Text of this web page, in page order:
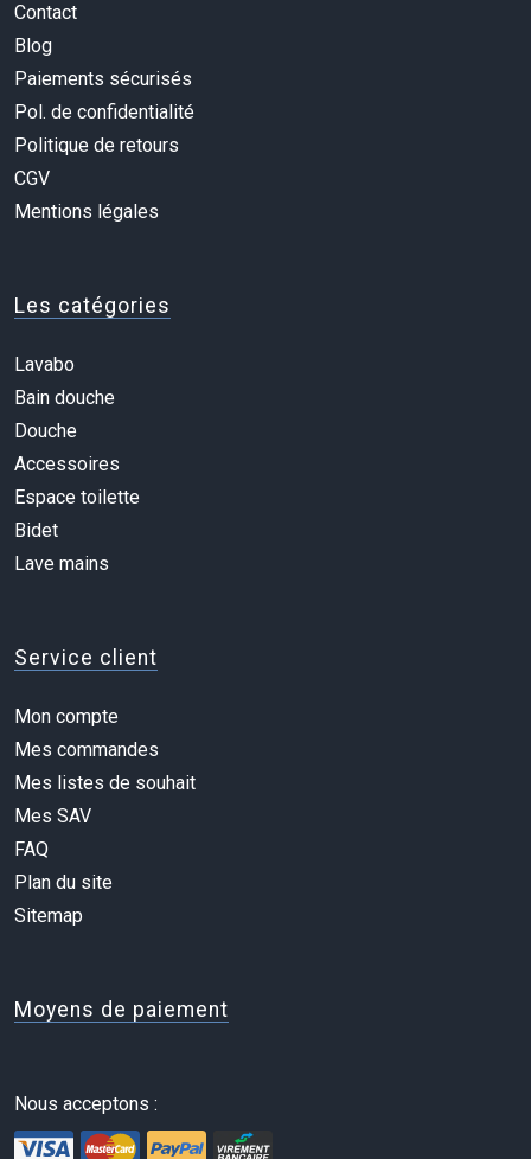
Contact
Blog
Paiements sécurisés
Pol. de confidentialité
Politique de retours
CGV
Mentions légales
Les catégories
Lavabo
Bain douche
Douche
Accessoires
Espace toilette
Bidet
Lave mains
Service client
Mon compte
Mes commandes
Mes listes de souhait
Mes SAV
FAQ
Plan du site
Sitemap
Moyens de paiement
Nous acceptons :